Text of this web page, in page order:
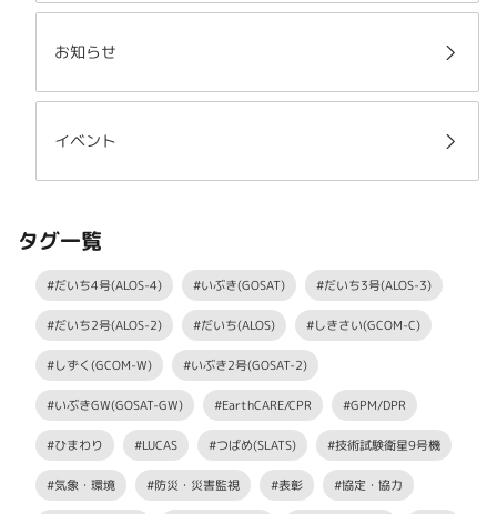
お知らせ
イベント
タグ一覧
#だいち4号(ALOS-4) #いぶき(GOSAT) #だいち3号(ALOS-3)
#だいち2号(ALOS-2) #だいち(ALOS) #しきさい(GCOM-C)
#しずく(GCOM-W) #いぶき2号(GOSAT-2)
#いぶきGW(GOSAT-GW) #EarthCARE/CPR #GPM/DPR
#ひまわり #LUCAS #つばめ(SLATS) #技術試験衛星9号機
#気象・環境 #防災・災害監視 #表彰 #協定・協力